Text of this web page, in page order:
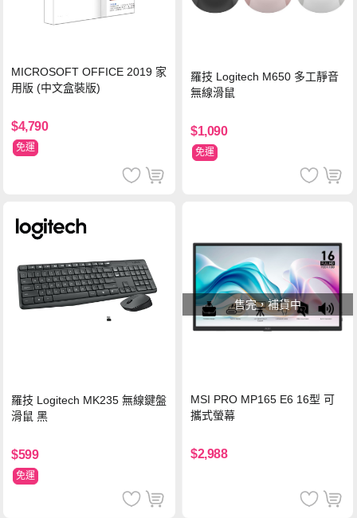
MICROSOFT OFFICE 2019 家
用版 (中文盒裝版)
$4,790
免運
羅技 Logitech M650 多工靜音
無線滑鼠
$1,090
免運
羅技 Logitech MK235 無線鍵盤
滑鼠 黑
$599
免運
售完，補貨中
MSI PRO MP165 E6 16型 可
攜式螢幕
$2,988